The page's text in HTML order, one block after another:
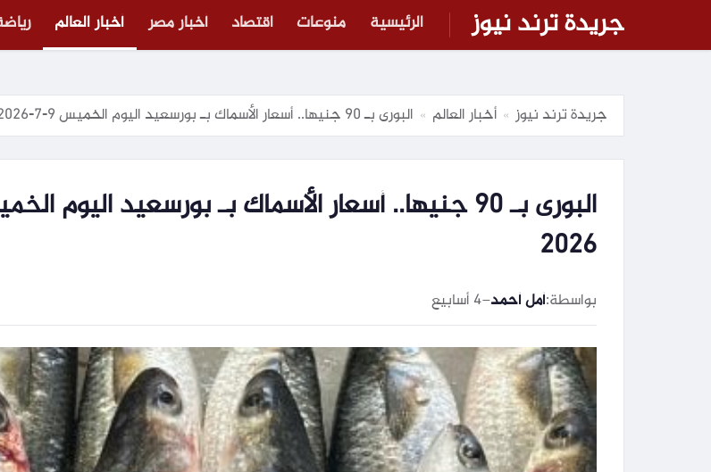
جريدة ترند نيوز الرئيسية منوعات اقتصاد أخبار مصر أخبار العالم
جريدة ترند نيوز » أخبار العالم » البورى بـ 90 جنيها.. أسعار الأسماك بـ بورسعيد اليوم الخميس 9-7-2026
2026
بواسطة:أمل أحمد–4 أسابيع